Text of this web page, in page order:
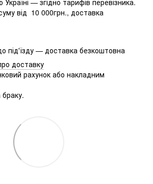
від 10 000грн., доставка
під'їзду — доставка безкоштовна
доставку
рахунок або накладним